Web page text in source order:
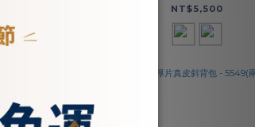
NT$5,500